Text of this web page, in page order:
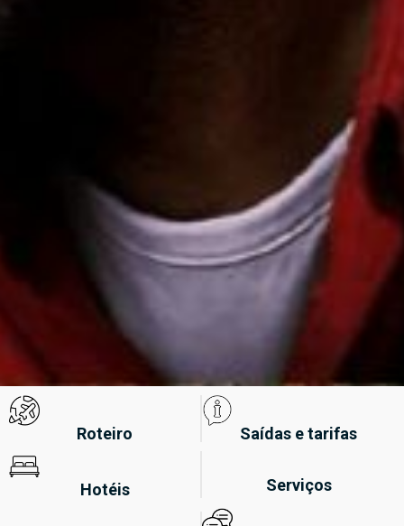
Roteiro Saídas e tarifas
Hotéis Serviços